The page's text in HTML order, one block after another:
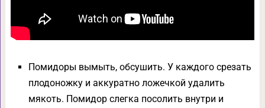
Помидоры вымыть, обсушить. У каждого срезать
плодоножку и аккуратно ложечкой удалить
мякоть. Помидор слегка посолить внутри и